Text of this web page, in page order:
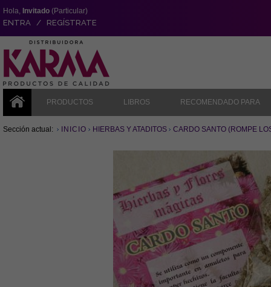
Hola, Invitado (Particular)
ENTRA / REGÍSTRATE
PRODUCTOS LIBROS RECOMENDADO PARA
Sección actual: INICIO HIERBAS Y ATADITOS CARDO SANTO (ROMPE